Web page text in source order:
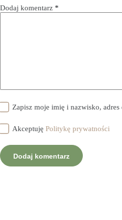
Dodaj komentarz *
Zapisz moje imię i nazwisko,
AkceptujęPolitykę prywatności
Dodaj komentarz